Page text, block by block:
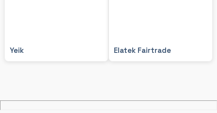
Yeik Elatek Fairtrade